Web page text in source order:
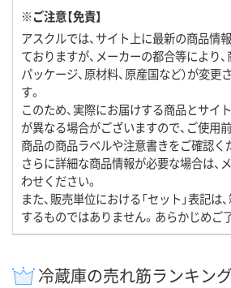
※ご注意【免責】
アスクルでは、サイト上に最新の商品情
ておりますが、メーカーの都合等により、
パッケージ、原材料、原産国など）が変
す。
このため、実際にお届けする商品とサイ
が異なる場合がございますので、ご使用
商品の商品ラベルや注意書きをご確認く
さらに詳細な商品情報が必要な場合は、
わせください。
また、販売単位における「セット」表記は
するものではありません。あらかじめご
冷蔵庫の売れ筋ランキング